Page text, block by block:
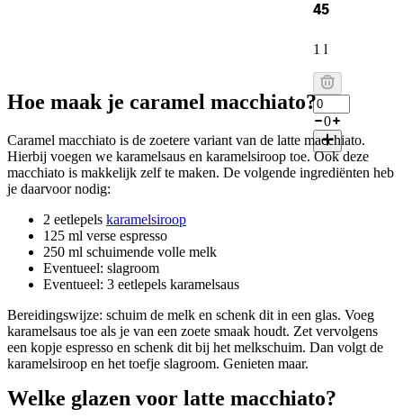
45
1 l
0
Hoe maak je caramel macchiato?
Caramel macchiato is de zoetere variant van de latte macchiato.
Hierbij voegen we karamelsaus en karamelsiroop toe. Ook deze
macchiato is makkelijk zelf te maken. De volgende ingrediënten heb
je daarvoor nodig:
2 eetlepels karamelsiroop
125 ml verse espresso
250 ml schuimende volle melk
Eventueel: slagroom
Eventueel: 3 eetlepels karamelsaus
Bereidingswijze: schuim de melk en schenk dit in een glas. Voeg
karamelsaus toe als je van een zoete smaak houdt. Zet vervolgens
een kopje espresso en schenk dit bij het melkschuim. Dan volgt de
karamelsiroop en het toefje slagroom. Genieten maar.
Welke glazen voor latte macchiato?